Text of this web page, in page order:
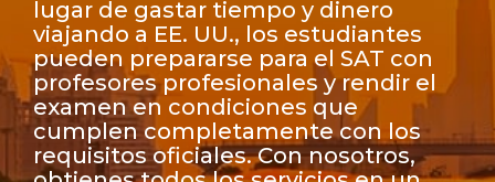
lugar de gastar tiempo y dinero
viajando a EE. UU., los estudiantes
pueden prepararse para el SAT con
profesores profesionales y rendir el
examen en condiciones que
cumplen completamente con los
requisitos oficiales. Con nosotros,